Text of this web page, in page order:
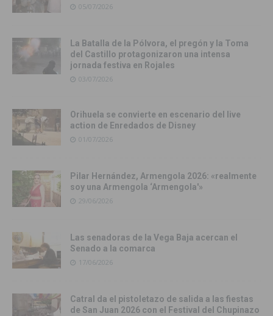
05/07/2026
La Batalla de la Pólvora, el pregón y la Toma
del Castillo protagonizaron una intensa
jornada festiva en Rojales
03/07/2026
Orihuela se convierte en escenario del live
action de Enredados de Disney
01/07/2026
Pilar Hernández, Armengola 2026: «realmente
soy una Armengola ‘Armengola'»
29/06/2026
Las senadoras de la Vega Baja acercan el
Senado a la comarca
17/06/2026
Catral da el pistoletazo de salida a las fiestas
de San Juan 2026 con el Festival del Chupinazo